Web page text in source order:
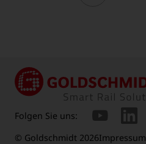
© Goldschmidt 2026Impressum
Folgen Sie uns: